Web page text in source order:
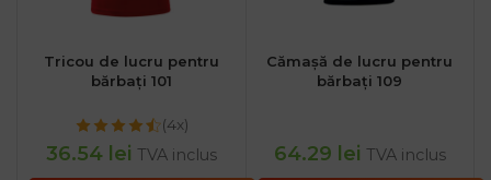
Tricou de lucru pentru
bărbați 101
(4x)
36.54 lei TVA inclus
Cămașă de lucru pentru
bărbați 109
64.29 lei TVA inclus